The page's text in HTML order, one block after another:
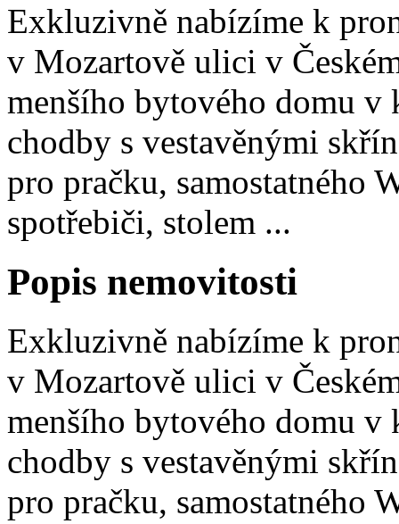
Exkluzivně nabízíme k
v Mozartově ulici v
menšího bytového domu v
chodby s vestavěnými
pro pračku, samostatného
spotřebiči, stolem ...
Popis nemovitosti
Exkluzivně nabízíme k
v Mozartově ulici v
menšího bytového domu v
chodby s vestavěnými
pro pračku, samostatného